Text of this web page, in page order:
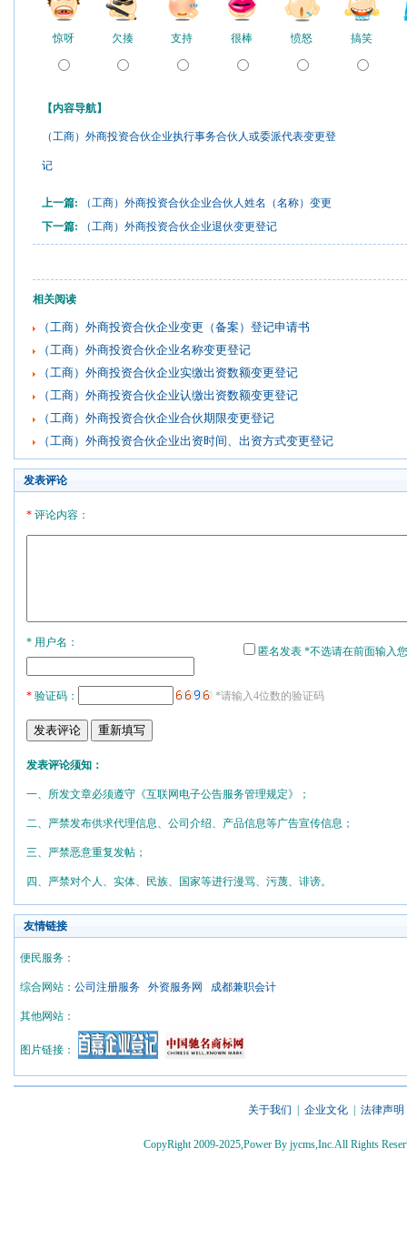
惊呀 欠揍 支持 很棒 愤怒 搞笑
【内容导航】
（工商）外商投资合伙企业执行事务合伙人或委派代表变更登
记
上一篇:
（工商）外商投资合伙企业合伙人姓名（名称）变更
下一篇:
（工商）外商投资合伙企业退伙变更登记
相关阅读
（工商）外商投资合伙企业变更（备案）登记申请书
（工商）外商投资合伙企业名称变更登记
（工商）外商投资合伙企业实缴出资数额变更登记
（工商）外商投资合伙企业认缴出资数额变更登记
（工商）外商投资合伙企业合伙期限变更登记
（工商）外商投资合伙企业出资时间、出资方式变更登记
发表评论
*评论内容：
* 用户名：
匿名发表 *不选请在前面输入
*验证码： *请输入4位数的验证码
发表评论须知：
一、所发文章必须遵守《互联网电子公告服务管理规定》；
二、严禁发布供求代理信息、公司介绍、产品信息等广告宣传信息；
三、严禁恶意重复发帖；
四、严禁对个人、实体、民族、国家等进行漫骂、污蔑、诽谤。
友情链接
便民服务：
综合网站： 公司注册服务 外资服务网 成都兼职会计
其他网站：
图片链接：
关于我们 | 企业文化 | 法律声明
CopyRight 2009-2025,Power By jycms,Inc.All Rights